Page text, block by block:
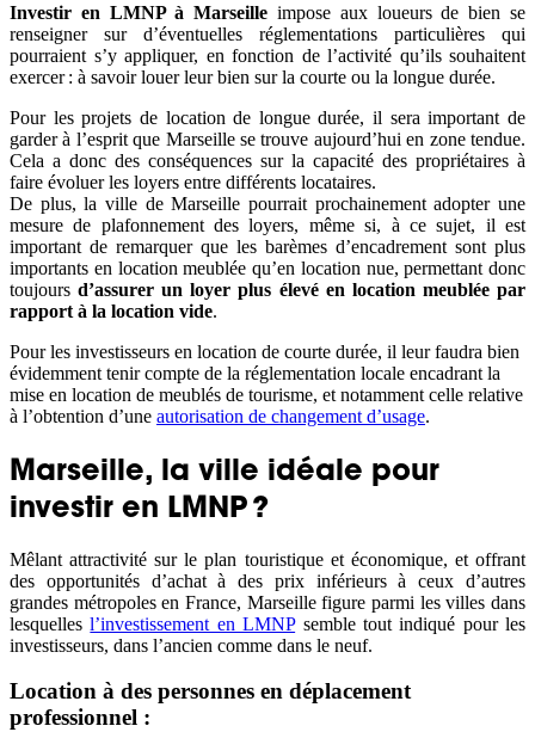
Investir en LMNP à Marseille impose aux loueurs de bien se
renseigner sur d’éventuelles réglementations particulières qui
pourraient s’y appliquer, en fonction de l’activité qu’ils souhaitent
exercer : à savoir louer leur bien sur la courte ou la longue durée.
Pour les projets de location de longue durée, il sera important de
garder à l’esprit que Marseille se trouve aujourd’hui en zone tendue.
Cela a donc des conséquences sur la capacité des propriétaires à
faire évoluer les loyers entre différents locataires.
De plus, la ville de Marseille pourrait prochainement adopter une
mesure de plafonnement des loyers, même si, à ce sujet, il est
important de remarquer que les barèmes d’encadrement sont plus
importants en location meublée qu’en location nue, permettant donc
toujoursd’assurer un loyer plus élevé en location meublée par
rapport à la location vide.
Pour les investisseurs en location de courte durée, il leur faudra bien
évidemment tenir compte de la réglementation locale encadrant la
mise en location de meublés de tourisme, et notamment celle relative
à l’obtention d’une autorisation de changement d’usage.
Marseille, la ville idéale pour
investir en LMNP ?
Mêlant attractivité sur le plan touristique et économique, et offrant
des opportunités d’achat à des prix inférieurs à ceux d’autres
grandes métropoles en France, Marseille figure parmi les villes dans
lesquellesl’investissement en LMNPsemble tout indiqué pour les
investisseurs, dans l’ancien comme dans le neuf.
Location à des personnes en déplacement
professionnel :